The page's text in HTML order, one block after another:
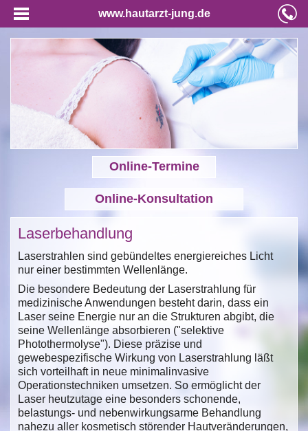
www.hautarzt-jung.de
Online-Termine
Online-Konsultation
Laserbehandlung
Laserstrahlen sind gebündeltes energiereiches Licht
nur einer bestimmten Wellenlänge.
Die besondere Bedeutung der Laserstrahlung für
medizinische Anwendungen besteht darin, dass ein
Laser seine Energie nur an die Strukturen abgibt, die
seine Wellenlänge absorbieren ("selektive
Photothermolyse"). Diese präzise und
gewebespezifische Wirkung von Laserstrahlung läßt
sich vorteilhaft in neue minimalinvasive
Operationstechniken umsetzen. So ermöglicht der
Laser heutzutage eine besonders schonende,
belastungs- und nebenwirkungsarme Behandlung
nahezu aller kosmetisch störender Hautveränderungen,